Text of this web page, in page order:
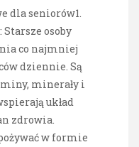
dla seniorów1.
osoby
co najmniej
dziennie. Są
minerały i
układ
zdrowia.
w formie